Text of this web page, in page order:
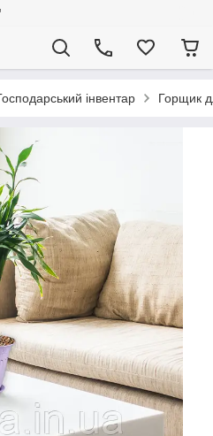
інвентар Горщик